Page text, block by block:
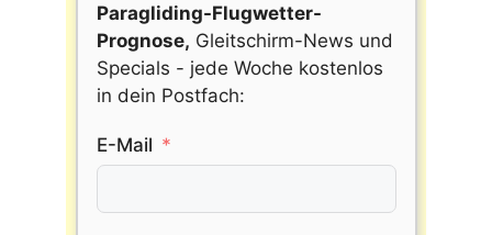
Paragliding-Flugwetter-
Prognose, Gleitschirm-News und
Specials - jede Woche kostenlos
in dein Postfach:
E-Mail